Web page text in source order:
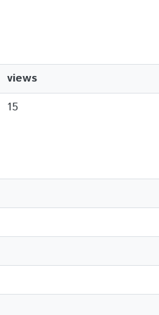
views
15